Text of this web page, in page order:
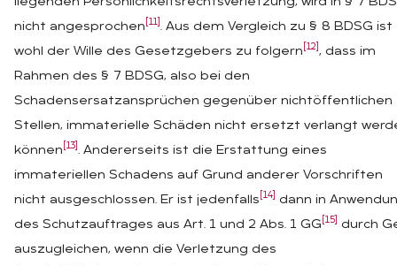
nicht angesprochen [11] . Aus dem Vergleich zu § 8 BDSG ist
wohl der Wille des Gesetzgebers zu folgern [12] , dass im
Rahmen des § 7 BDSG, also bei den
Schadensersatzansprüchen gegenüber nichtöffentlichen
Stellen, immaterielle Schäden nicht ersetzt verlangt
können [13] . Andererseits ist die Erstattung eines
immateriellen Schadens auf Grund anderer Vorschriften
nicht ausgeschlossen. Er ist jedenfalls [14]
dann in
des Schutzauftrages aus Art. 1 und 2 Abs. 1 GG [15]
durch
auszugleichen, wenn die Verletzung des